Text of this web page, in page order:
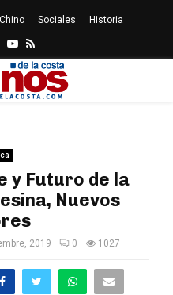
Sociales Historia
Youtube
Rss
y Futuro de la
Nuevos
2019 0 1027